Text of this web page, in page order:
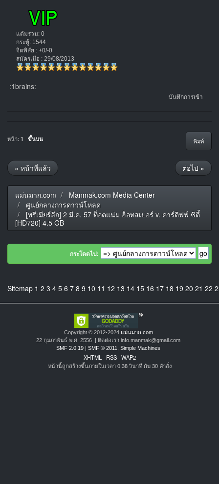
แต้มรวม: 0
กระทู้: 1544
จิตพิสัย : +0/-0
สมัครเมื่อ : 29/08/2013
:1brains:
บันทึกการเข้า
พิมพ์
หน้า: 1 ขึ้นบน
« หน้าที่แล้ว ต่อไป »
แม่นมาก.com
Manmak.com Media Center
ศูนย์กลางการดาวน์โหลด
[พรีเมียร์ลีก] 2 มี.ค. 57 ท็อตแน่ม ฮ็อทสเปอร์ v. คาร์ดิฟฟ์ ซิตี้
[HD720] 4.5 GB
กระโดดไป:
Sitemap 1 2 3 4 5 6 7 8 9 10 11 12 13 14 15 16 17 18 19 20 21 22
Copyright © 2012-2024 แม่นมาก.com
22 กุมภาพันธ์ พ.ศ. 2556 | ติดต่อเรา info.manmak@gmail.com
SMF 2.0.19 | SMF © 2011 Simple Machines
XHTML RSS WAP2
หน้านี้ถูกสร้างขึ้นภายในเวลา 0.38 วินาที กับ 30 คำสั่ง